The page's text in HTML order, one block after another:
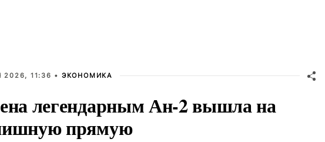
11:36 • ЭКОНОМИКА
легендарным Ан-2 вышла на
прямую